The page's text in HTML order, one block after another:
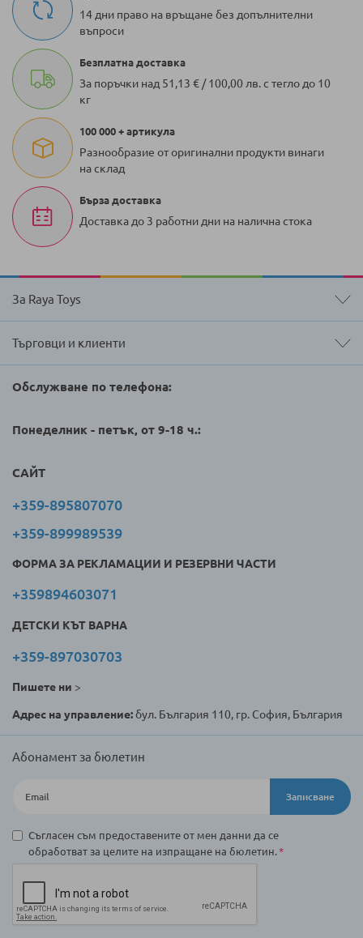
14 дни право на връщане без допълнителни
въпроси
Безплатна доставка
За поръчки над 51,13 € / 100,00 лв. с тегло до 10
кг
100 000 + артикула
Разнообразие от оригинални продукти винаги
на склад
Бърза доставка
Доставка до 3 работни дни на налична стока
За Raya Toys
Търговци и клиенти
Обслужване по телефона:
Понеделник - петък, от 9-18 ч.:
САЙТ
+359-895807070
+359-899989539
ФОРМА ЗА РЕКЛАМАЦИИ И РЕЗЕРВНИ ЧАСТИ
+359894603071
ДЕТСКИ КЪТ ВАРНА
+359-897030703
Пишете ни >
Адрес на управление:бул. България 110, гр. София, България
Абонамент за бюлетин
Записване
Съгласен съм предоставените от мен данни да се
обработват за целите на изпращане на бюлетин.